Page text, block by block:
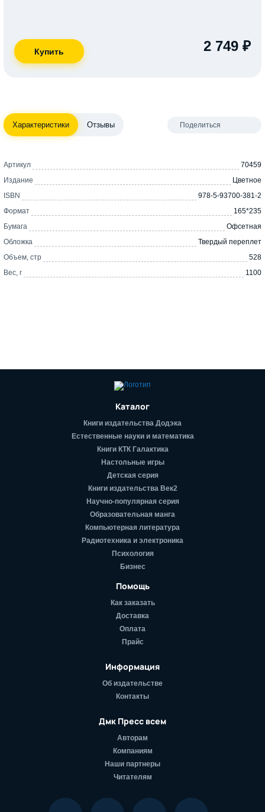
2 749 ₽
Характеристики Отзывы Поделиться
Артикул
70459
Издание
Цветное
ISBN
978-5-93700-381-2
Формат
165*235
Бумага
Офсетная
Обложка
Твердый переплет
Объем, стр
528
Вес, г
1100
Каталог
Книги издательства Додэка
Естественные науки и математика
Книги КТК Галактика
Настольные игры
Детская серия
Книги издательства Век2
Научно-популярная серия
Образовательная манга
Компьютерная литература
Радиотехника и электроника
Психология
Бизнес
Помощь
Как заказать
Доставка
Оплата
Прайс
Информация
Об издательстве
Контакты
Дмк Пресс всем
Авторам
Компаниям
Наши партнеры
Читателям